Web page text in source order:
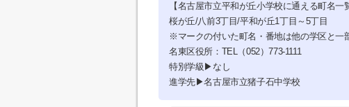
【名古屋市立平和が丘小学校に通える町名一
桜が丘/八前3丁目/平和が丘1丁目～5丁目
※マークの付いた町名・番地は他の学区と一
名東区役所：TEL（052）773-1111
特別学級▶なし
進学先▶名古屋市立猪子石中学校